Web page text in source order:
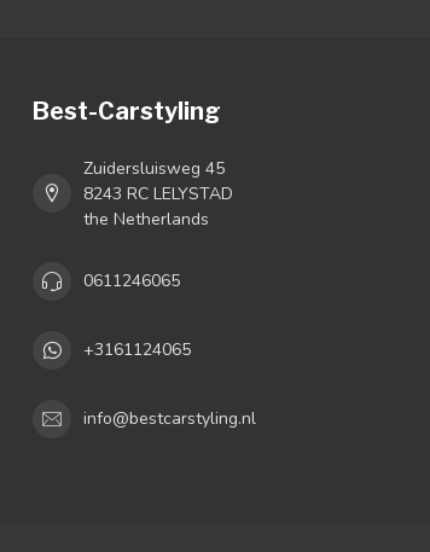
Best-Carstyling
Zuidersluisweg 45
8243 RC LELYSTAD
the Netherlands
0611246065
+3161124065
info@bestcarstyling.nl